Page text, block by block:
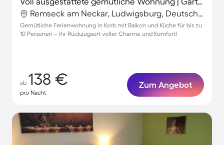
Remseck am Neckar, Ludwigsburg, Deutschland
Gemütliche Ferienwohnung in Korb mit Balkon und Küche für bis zu
10 Personen – Ihr Rückzugsort voller Charme und Komfort!
ab 138 €
pro Nacht
Zum Angebot